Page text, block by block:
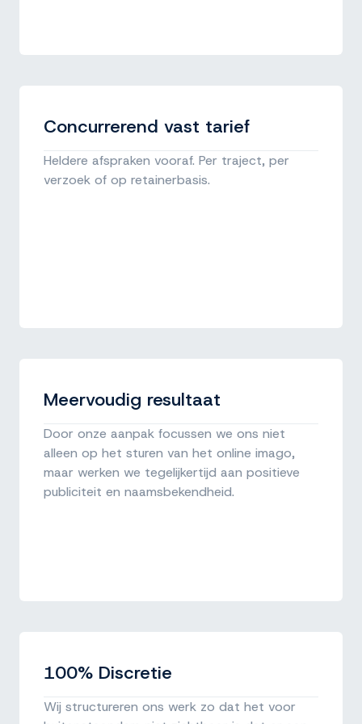
Concurrerend vast tarief
Heldere afspraken vooraf. Per traject, per
verzoek of op retainerbasis.
Meervoudig resultaat
Door onze aanpak focussen we ons niet
alleen op het sturen van het online imago,
maar werken we tegelijkertijd aan positieve
publiciteit en naamsbekendheid.
100% Discretie
Wij structureren ons werk zo dat het voor